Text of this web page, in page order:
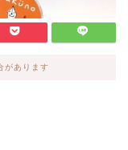
があります